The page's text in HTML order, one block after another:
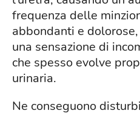
frequenza delle
abbondanti e
una sensazione di
che spesso evolve
urinaria.
Ne conseguono